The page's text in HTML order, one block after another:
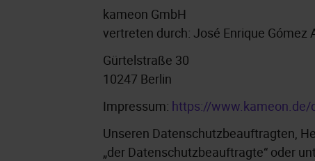
kameon GmbH
vertreten durch: José Enrique Gómez
Gürtelstraße 30
10247 Berlin
Impressum: https://
Unseren Datenschutzbeauftragten,
„der Datenschutzbeauftragte“ oder